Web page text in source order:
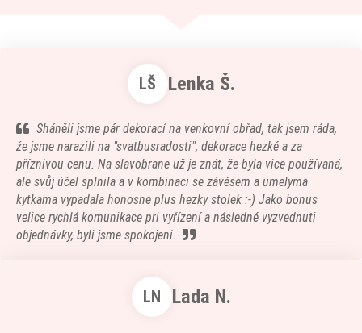
LŠ Lenka Š.
Sháněli jsme pár dekorací na venkovní obřad, tak jsem ráda,
že jsme narazili na "svatbusradosti", dekorace hezké a za
příznivou cenu. Na slavobrane už je znát, že byla vice používaná,
ale svůj účel splnila a v kombinaci se závěsem a umelyma
kytkama vypadala honosne plus hezky stolek :-) Jako bonus
velice rychlá komunikace pri vyřízení a následné vyzvednuti
objednávky, byli jsme spokojeni.
LN Lada N.